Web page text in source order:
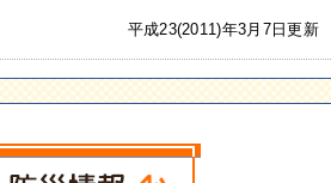
平成23(2011)年3月7日更新